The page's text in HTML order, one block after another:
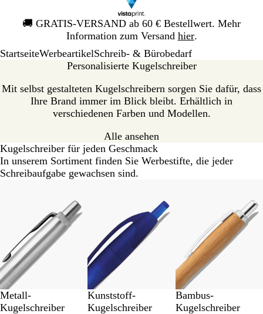
🚚 GRATIS-VERSAND ab 60 € Bestellwert. Mehr
Information zum Versand hier.
Galeriebild
1
StartseiteWerbeartikelSchreib- & Bürobedarf
Personalisierte Kugelschreiber
Mit selbst gestalteten Kugelschreibern sorgen Sie dafür, dass
Ihre Brand immer im Blick bleibt. Erhältlich in
verschiedenen Farben und Modellen.
Alle ansehen
Kugelschreiber für jeden Geschmack
In unserem Sortiment finden Sie Werbestifte, die jeder
Schreibaufgabe gewachsen sind.
Metall-
Kugelschreiber
Kunststoff-
Kugelschreiber
Bambus-
Kugelschreiber